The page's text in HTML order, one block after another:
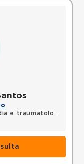
e traumatologia